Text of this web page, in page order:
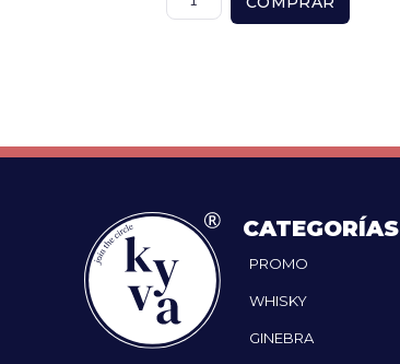
CATEGORÍAS
PROMO
WHISKY
GINEBRA